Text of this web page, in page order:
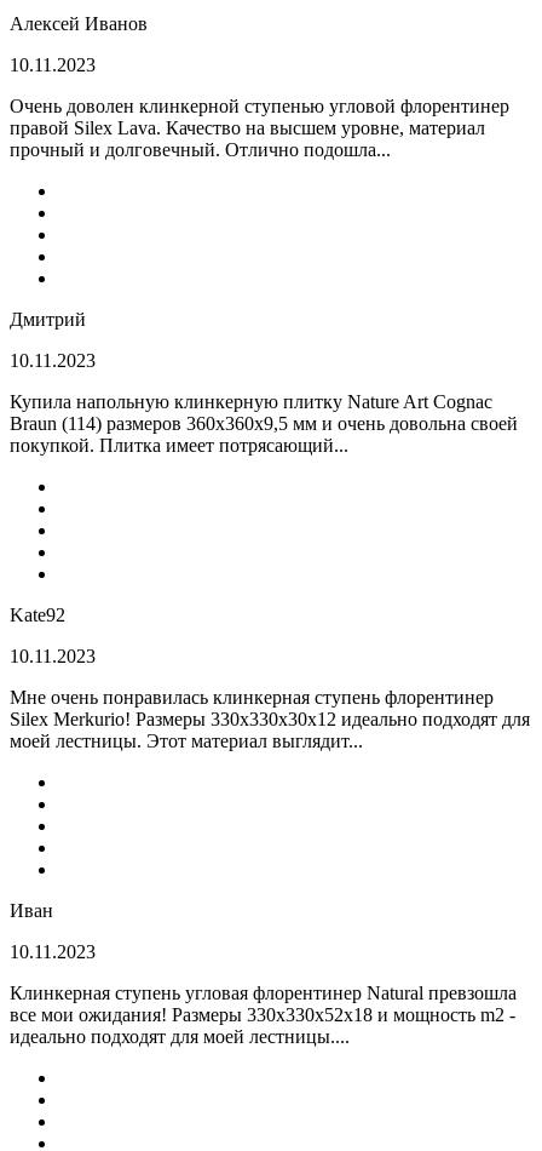
Алексей Иванов
10.11.2023
Очень доволен клинкерной ступенью угловой флорентинер
правой Silex Lava. Качество на высшем уровне, материал
прочный и долговечный. Отлично подошла...
Дмитрий
10.11.2023
Купила напольную клинкерную плитку Nature Art Cognac
Braun (114) размеров 360x360x9,5 мм и очень довольна своей
покупкой. Плитка имеет потрясающий...
Kate92
10.11.2023
Мне очень понравилась клинкерная ступень флорентинер
Silex Merkurio! Размеры 330х330х30х12 идеально подходят для
моей лестницы. Этот материал выглядит...
Иван
10.11.2023
Клинкерная ступень угловая флорентинер Natural превзошла
все мои ожидания! Размеры 330х330х52х18 и мощность m2 -
идеально подходят для моей лестницы....